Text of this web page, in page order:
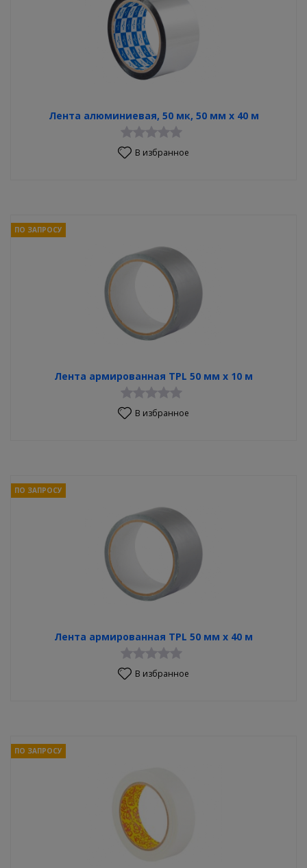
Лента алюминиевая, 50 мк, 50 мм х 40 м
В избранное
Лента армированная TPL 50 мм х 10 м
ПО ЗАПРОСУ
В избранное
Лента армированная TPL 50 мм х 40 м
ПО ЗАПРОСУ
В избранное
ПО ЗАПРОСУ